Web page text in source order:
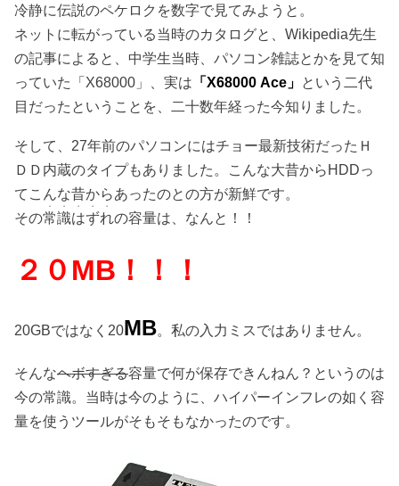
冷静に伝説のペケロクを数字で見てみようと。
ネットに転がっている当時のカタログと、Wikipedia先生
の記事によると、中学生当時、パソコン雑誌とかを見て知
っていた「X68000」、実は 「X68000 Ace 」 という二代
目だったということを、二十数年経った今知りました。
そして、27年前のパソコンにはチョー最新技術だったＨ
ＤＤ内蔵のタイプもありました。こんな大昔からHDDっ
てこんな昔からあったのとの方が新鮮です。
その常識はずれ
・・・・・
の容量は、なんと！！
２０MB！！！
20GBではなく20MB。私の入力ミスではありません。
そんなヘボすぎる容量で何が保存できんねん？というのは
今の常識。当時は今のように、ハイパーインフレの如く容
量を使うツールがそもそもなかったのです。